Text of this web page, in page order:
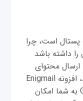
است، چرا
داشته باشد
ارسال محتوای
محرمانه مثل اطلاعات پزشکی را دارید، افزونه Enigmail
ویژه Thunderbird و نرم‌افزار Gpg4win به شما امکان